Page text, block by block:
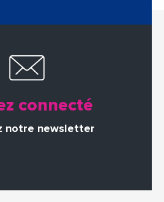
connecté
notre newsletter